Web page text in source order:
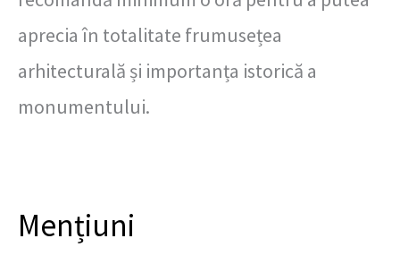
aprecia în totalitate frumusețea
arhitecturală și importanța istorică a
monumentului.
Mențiuni